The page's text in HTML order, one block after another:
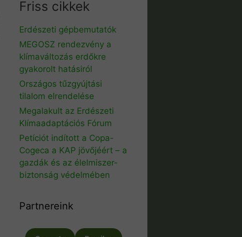
Friss cikkek
Erdészeti gépbemutatók
MEGOSZ rendezvény a
klímaváltozás erdőkre
gyakorolt hatásiról
Országos tűzgyújtási
tilalom elrendelése
Megalakult az Erdészeti
Klímaadaptációs Fórum
Petíciót indított a Copa-
Cogeca a KAP jövőjéért – a
gazdák és az élelmiszer-
biztonság védelmében
Partnereink